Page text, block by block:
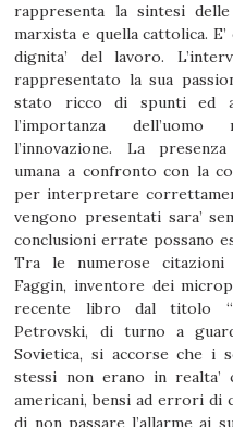
rappresenta la sintesi
marxista e quella cattolica.
dignita’ del lavoro.
rappresentato la sua
stato ricco di spunti ed
l’importanza
l’innovazione. La
umana a confronto con la
per interpretare
vengono presentati sara’
conclusioni errate possano
Tra le numerose
Faggin, inventore dei
recente libro dal titolo
Petrovski, di turno a
Sovietica, si accorse che i
stessi non erano in
americani, bensi ad errori di
di non passare l’allarme ai